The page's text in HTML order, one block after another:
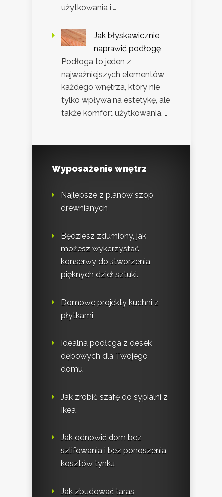
użytkowania i …
Jak błyskawicznie
naprawić podłogę
Podłoga to jeden z
najważniejszych elementów
każdego wnętrza, który nie
tylko wpływa na estetykę, ale
także komfort użytkowania. …
Wyposażenie wnętrz
Najlepsze z planów szop
drewnianych
Będziesz zdumiony, jak
możesz wykorzystać
konserwy do stworzenia
pięknych dzieł sztuki.
Domowe projekty kuchni z
płytkami
Idealna podłoga z desek
dębowych dla Twojego
domu
Jak zrobić szafę do sypialni z
Ikea
Jak odnowić dom bez
szlifowania i bez ponoszenia
kosztów tynku
Jak zbudować taras